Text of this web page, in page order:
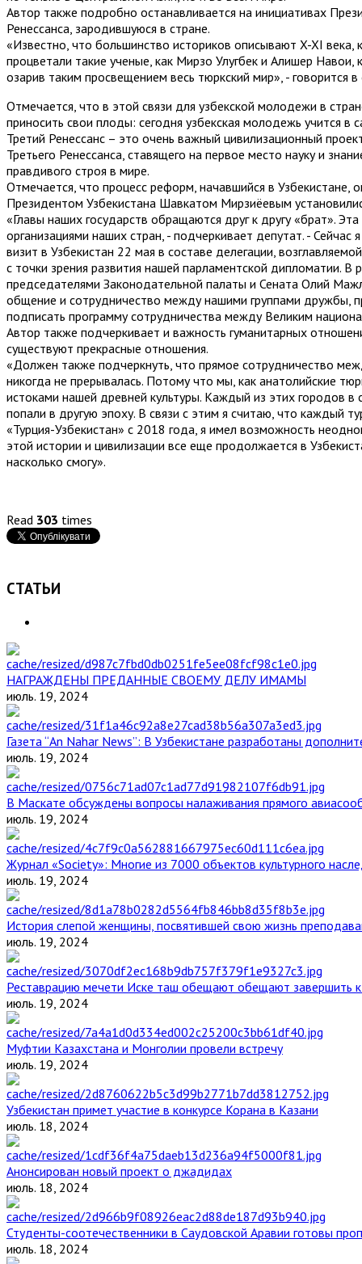
Автор также подробно останавливается на инициативах
Ренессанса, зародившуюся в стране.
«Известно, что большинство историков описывают X-XI века,
процветали такие ученые, как Мирзо Улугбек и Алишер Навои,
озарив таким просвещением весь тюркский мир», - говорится в
Отмечается, что в этой связи для узбекской молодежи в
приносить свои плоды: сегодня узбекская молодежь учится
Третий Ренессанс – это очень важный цивилизационный
Третьего Ренессанса, ставящего на первое место науку и
правдивого строя в мире.
Отмечается, что процесс реформ, начавшийся в
Президентом Узбекистана Шавкатом Мирзиёевым
«Главы наших государств обращаются друг к другу «брат».
организациями наших стран, - подчеркивает депутат. -
визит в Узбекистан 22 мая в составе делегации,
с точки зрения развития нашей парламентской дипломатии.
председателями Законодательной палаты и Сената Олий
общение и сотрудничество между нашими группами дружбы,
подписать программу сотрудничества между Великим
Автор также подчеркивает и важность гуманитарных
существуют прекрасные отношения.
«Должен также подчеркнуть, что прямое сотрудничество
никогда не прерывалась. Потому что мы, как анатолийские
истоками нашей древней культуры. Каждый из этих городов в
попали в другую эпоху. В связи с этим я считаю, что каждый
«Турция-Узбекистан» с 2018 года, я имел возможность
этой истории и цивилизации все еще продолжается в
насколько смогу».
Read 303 times
СТАТЬИ
НАГРАЖДЕНЫ ПРЕДАННЫЕ СВОЕМУ ДЕЛУ ИМАМЫ
июль. 19, 2024
Газета “An Nahar News”: В Узбекистане разработаны
июль. 19, 2024
В Маскате обсуждены вопросы налаживания прямого
июль. 19, 2024
Журнал «Society»: Многие из 7000 объектов культурного
июль. 19, 2024
История слепой женщины, посвятившей свою жизнь
июль. 19, 2024
Реставрацию мечети Иске таш обещают обещают завершить к
июль. 19, 2024
Муфтии Казахстана и Монголии провели встречу
июль. 19, 2024
Узбекистан примет участие в конкурсе Корана в Казани
июль. 18, 2024
Анонсирован новый проект о джадидах
июль. 18, 2024
Студенты-соотечественники в Саудовской Аравии готовы
июль. 18, 2024